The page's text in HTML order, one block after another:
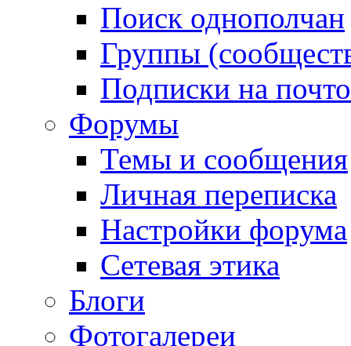
Поиск однополчан
Группы
Подписки на
Форумы
Темы и сообщения
Личная переписка
Настройки форума
Сетевая этика
Блоги
Фотогалереи